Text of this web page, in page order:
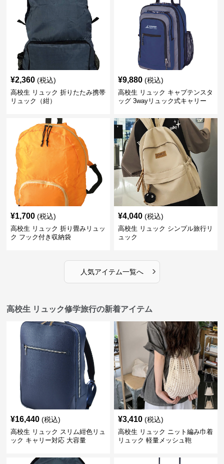
¥2,360 (税込)
高校生 リュック 折りたたみ携帯
リュック（紺）
¥9,880 (税込)
高校生 リュック キャプテンスタ
ッグ 3wayリュック式キャリー
¥1,700 (税込)
高校生 リュック 折り畳みリュッ
ク フック付き収納袋
¥4,040 (税込)
高校生 リュック シンプル旅行リ
ュック
人気アイテム一覧へ ›
高校生 リュック修学旅行の新着アイテム
¥16,440 (税込)
高校生 リュック スリム紺色リュ
ック キャリー対応 大容量
¥3,410 (税込)
高校生 リュック ニット編み巾着
リュック 軽量メッシュ鞄